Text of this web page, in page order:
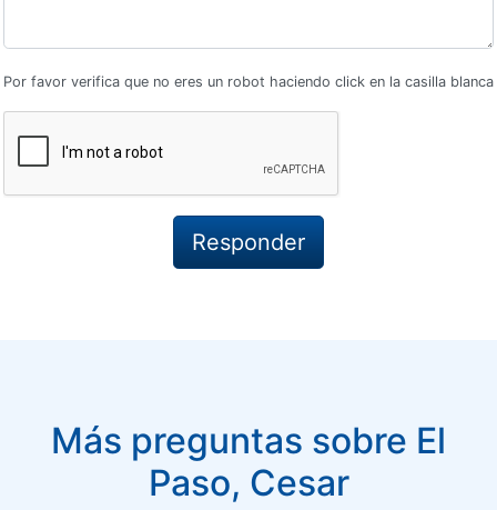
Por favor verifica que no eres un robot haciendo click en la casilla blanca
Más preguntas sobre El
Paso, Cesar